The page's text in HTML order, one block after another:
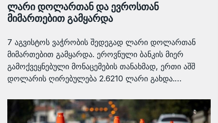
ლარი დოლართან და ევროსთან
მიმართებით გამყარდა
7 აგვისტოს ვაჭრობის შედეგად ლარი დოლართან
მიმართებით გამყარდა. ეროვნული ბანკის მიერ
გამოქვეყნებული მონაცემების თანახმად, ერთი აშშ
დოლარის ღირებულება 2.6210 ლარი გახდა.…